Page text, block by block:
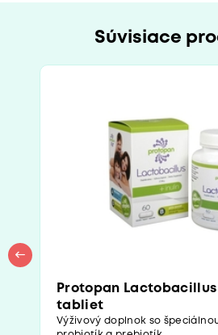
Súvisiace
Protopan Lactobacillus
tabliet
Výživový doplnok so